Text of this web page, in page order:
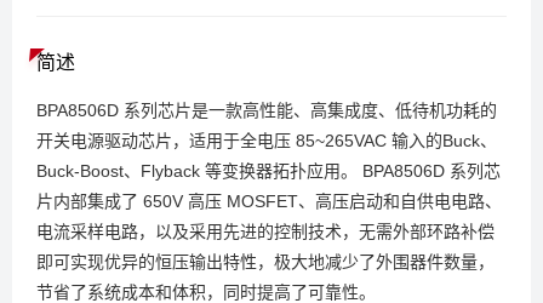
简述
BPA8506D 系列芯片是一款高性能、高集成度、低待机功耗的
开关电源驱动芯片，适用于全电压 85~265VAC 输入的Buck、
Buck-Boost、Flyback 等变换器拓扑应用。 BPA8506D 系列芯
片内部集成了 650V 高压 MOSFET、高压启动和自供电电路、
电流采样电路，以及采用先进的控制技术，无需外部环路补偿
即可实现优异的恒压输出特性，极大地减少了外围器件数量，
节省了系统成本和体积，同时提高了可靠性。